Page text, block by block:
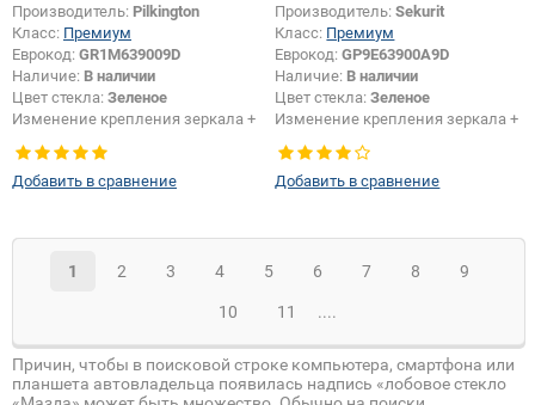
Производитель: Pilkington
Класс: Премиум
Еврокод: GR1M639009D
Наличие: В наличии
Цвет стекла: Зеленое
Изменение крепления зеркала +
Добавить в сравнение
Производитель:Sekurit
Класс: Премиум
Еврокод:GP9E63900A9D
Наличие: В наличии
Цвет стекла:Зеленое
Изменение крепления зеркала +
Добавить в сравнение
1 2 3 4 5 6 7 8 9
10 11 ....
Причин, чтобы в поисковой строке компьютера, смартфона или
планшета автовладельца появилась надпись «лобовое стекло